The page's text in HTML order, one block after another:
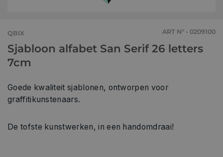
QBIX ART N° - 0209100
Sjabloon alfabet San Serif 26 letters
7cm
Goede kwaliteit sjablonen, ontworpen voor
graffitikunstenaars.
De tofste kunstwerken, in een handomdraai!